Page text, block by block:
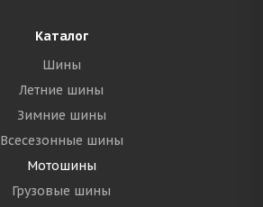
Каталог
Шины
Летние шины
Зимние шины
Всесезонные шины
Мотошины
Грузовые шины